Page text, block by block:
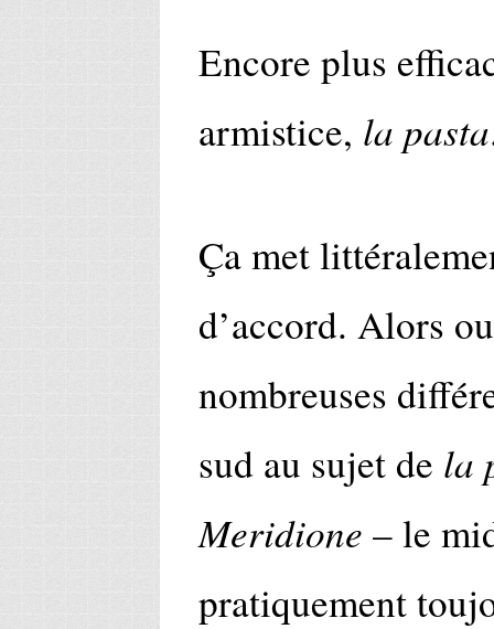
Encore plus
armistice, la pasta
Ça met
d’accord. Alors
nombreuses
sud au sujet de la
Meridione – le
pratiquement